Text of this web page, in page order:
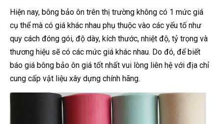
Hiện nay, bông bảo ôn trên thị trường không có 1 mức giá
cụ thể mà có giá khác nhau phụ thuộc vào các yếu tố như
quy cách đóng gói, độ dày, kích thước, nhiệt độ, tỷ trọng và
thương hiệu sẽ có các mức giá khác nhau. Do đó, để biết
báo giá bông bảo ôn giá tốt nhất vui lòng liên hệ với địa chỉ
cung cấp vật liệu xây dựng chính hãng.